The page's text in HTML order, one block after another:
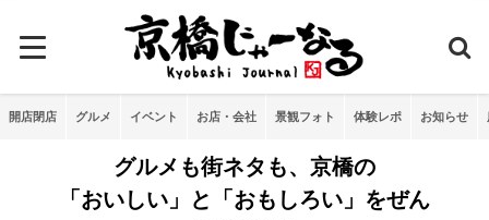
開店閉店 グルメ イベント お店・会社 景観フォト 体験レポ お知らせ
グルメも街ネタも、京橋の
「おいしい」と「おもしろい」をぜん